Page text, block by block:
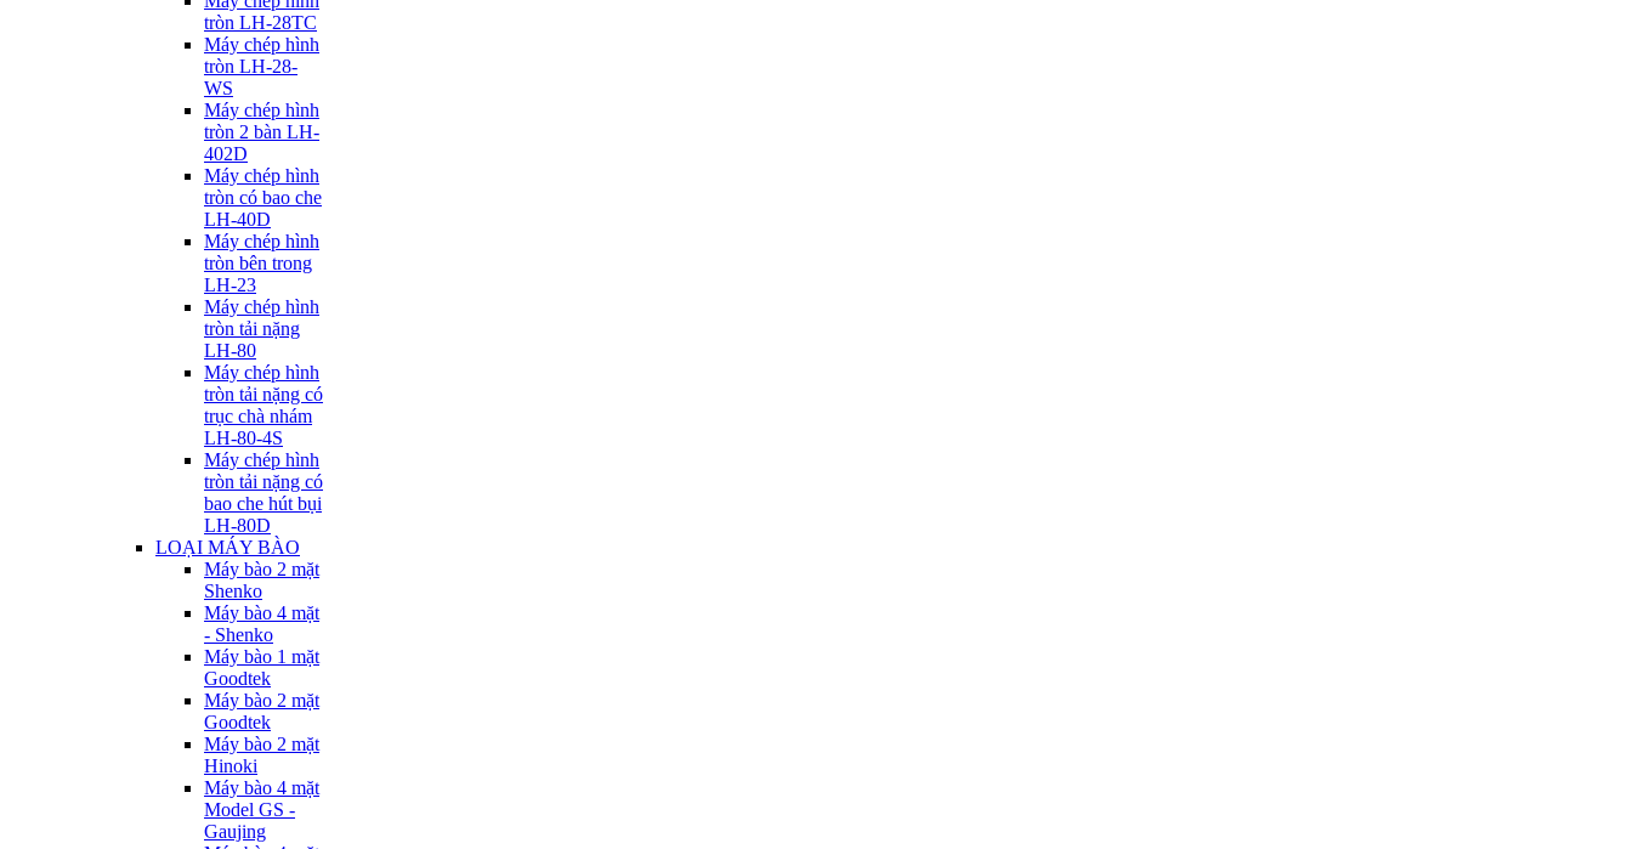
tròn LH-28TC
Máy chép hình
tròn LH-28-
WS
Máy chép hình
tròn 2 bàn LH-
402D
Máy chép hình
tròn có bao che
LH-40D
Máy chép hình
tròn bên trong
LH-23
Máy chép hình
tròn tải nặng
LH-80
Máy chép hình
tròn tải nặng có
trục chà nhám
LH-80-4S
Máy chép hình
tròn tải nặng có
bao che hút bụi
LH-80D
LOẠI MÁY BÀO
Máy bào 2 mặt
Shenko
Máy bào 4 mặt
- Shenko
Máy bào 1 mặt
Goodtek
Máy bào 2 mặt
Goodtek
Máy bào 2 mặt
Hinoki
Máy bào 4 mặt
Model GS -
Gaujing